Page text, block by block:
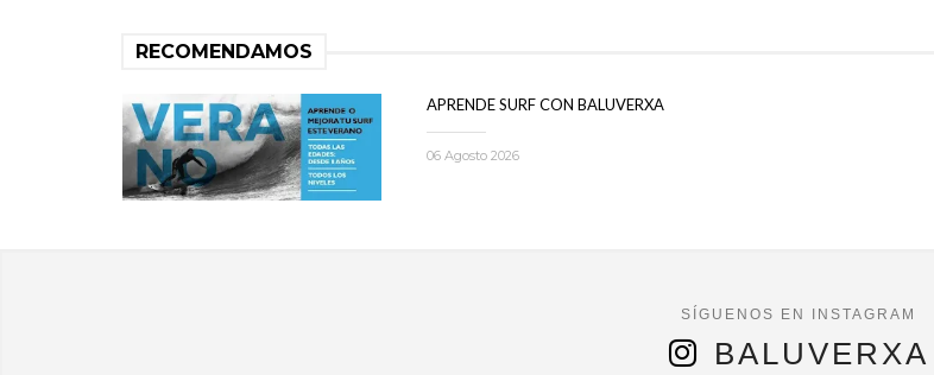
RECOMENDAMOS
APRENDE SURF CON BALUVERXA
06 Agosto 2026
BALUVERXA